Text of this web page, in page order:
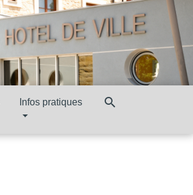
Infos pratiques search